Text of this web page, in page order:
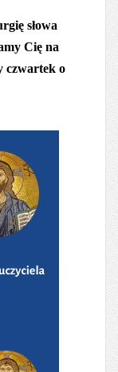
słowa
Cię na
czwartek o